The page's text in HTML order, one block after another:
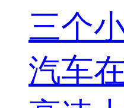
三个
汽车